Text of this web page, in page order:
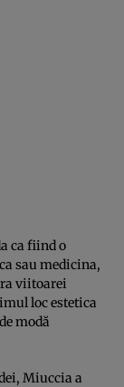
ca fiind o
sau medicina,
viitoarei
loc estetica
modă
Miuccia a